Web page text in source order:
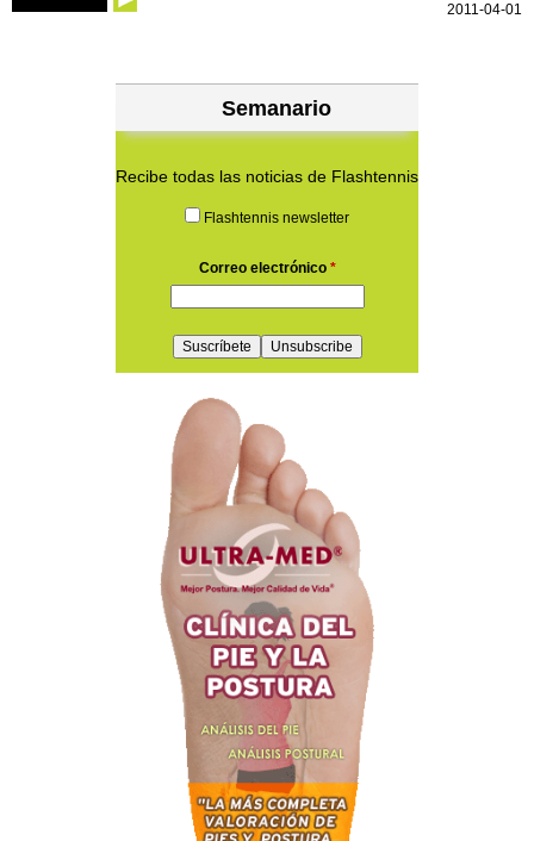
2011-04-01
Semanario
Recibe todas las noticias de Flashtennis
Flashtennis newsletter
Correo electrónico *